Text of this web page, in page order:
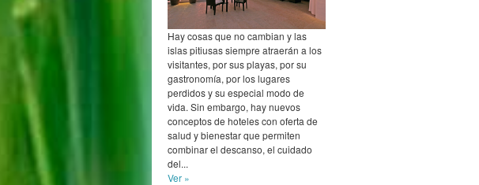
Hay cosas que no cambian y las
islas pitiusas siempre atraerán a los
visitantes, por sus playas, por su
gastronomía, por los lugares
perdidos y su especial modo de
vida. Sin embargo, hay nuevos
conceptos de hoteles con oferta de
salud y bienestar que permiten
combinar el descanso, el cuidado
del...
Ver »